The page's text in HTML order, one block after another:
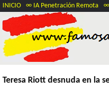
INICIO ∞ IA Penetración Remota ∞
Teresa Riott desnuda en la